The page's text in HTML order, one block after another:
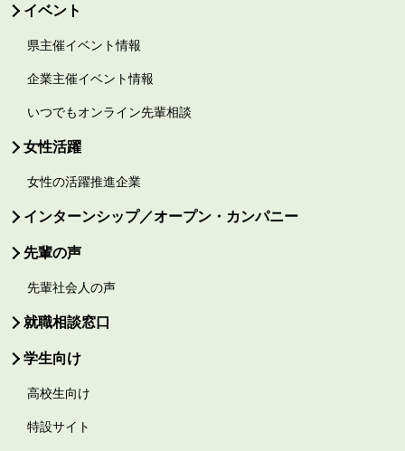
イベント
県主催イベント情報
企業主催イベント情報
いつでもオンライン先輩相談
女性活躍
女性の活躍推進企業
インターンシップ／オープン・カンパニー
先輩の声
先輩社会人の声
就職相談窓口
学生向け
高校生向け
特設サイト